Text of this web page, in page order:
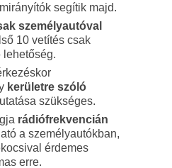
segítik majd.
személyautóval
10 vetítés csak
lehetőség.
kerületre szóló
szükséges.
rádiófrekvencián
a személyautókban,
érdemes
erre.